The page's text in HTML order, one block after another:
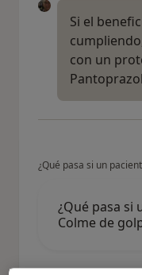
Si el
con un
¿Qué pasa si un
¿Qué pasa si
Colme de